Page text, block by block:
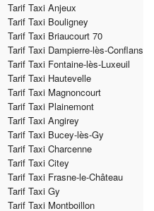
Tarif Taxi Anjeux
Tarif Taxi Bouligney
Tarif Taxi Briaucourt 70
Tarif Taxi Dampierre-lès-Conflans
Tarif Taxi Fontaine-lès-Luxeuil
Tarif Taxi Hautevelle
Tarif Taxi Magnoncourt
Tarif Taxi Plainemont
Tarif Taxi Angirey
Tarif Taxi Bucey-lès-Gy
Tarif Taxi Charcenne
Tarif Taxi Citey
Tarif Taxi Frasne-le-Château
Tarif Taxi Gy
Tarif Taxi Montboillon